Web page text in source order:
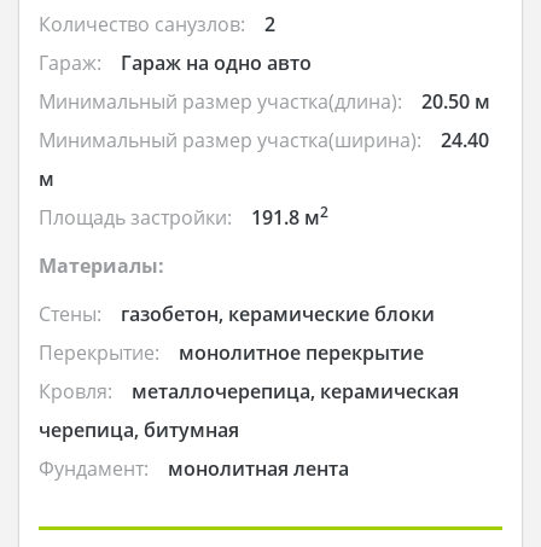
Количество санузлов:
2
Гараж:
Гараж на одно авто
Минимальный размер участка(длина):
20.50 м
Минимальный размер участка(ширина):
24.40
м
Площадь застройки:
191.8 м2
Материалы:
Стены:
газобетон, керамические блоки
Перекрытие:
монолитное перекрытие
Кровля:
металлочерепица, керамическая
черепица, битумная
Фундамент:
монолитная лента